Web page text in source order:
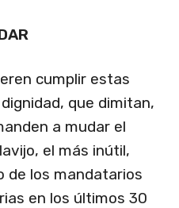
cumplir estas
que dimitan,
a mudar el
el más inútil,
de los mandatarios
en los últimos 30